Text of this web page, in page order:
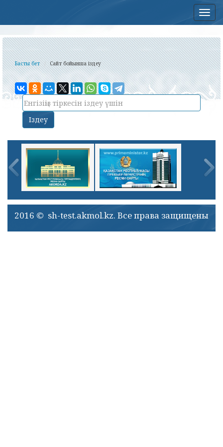
Басты бет Сайт бойынша іздеу
2016 © sh-test.akmol.kz. Все права защищены